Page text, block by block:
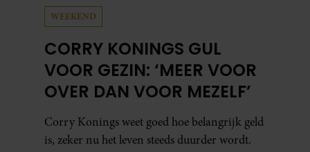
WEEKEND
CORRY KONINGS GUL
VOOR GEZIN: ‘MEER VOOR
OVER DAN VOOR MEZELF’
Corry Konings weet goed hoe belangrijk geld
is, zeker nu het leven steeds duurder wordt.